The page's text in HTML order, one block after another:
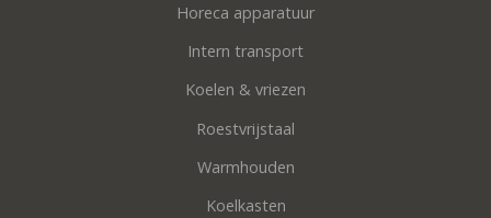
Horeca apparatuur
Intern transport
Koelen & vriezen
Roestvrijstaal
Warmhouden
Koelkasten